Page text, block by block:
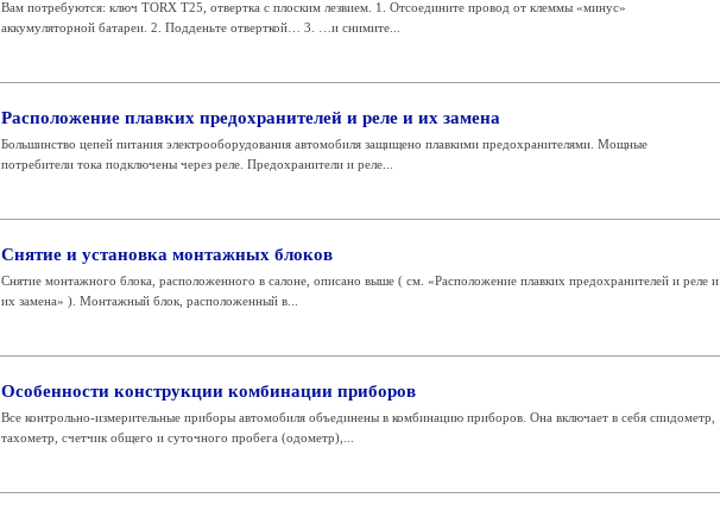
Вам потребуются: ключ TORX Т25, отвертка с плоским лезвием. 1. Отсоедините провод от клеммы «минус»
аккумуляторной батареи. 2. Подденьте отверткой… 3. …и снимите...
Расположение плавких предохранителей и реле и их замена
Большинство цепей питания электрооборудования автомобиля защищено плавкими предохранителями. Мощные
потребители тока подключены через реле. Предохранители и реле...
Снятие и установка монтажных блоков
Снятие монтажного блока, расположенного в салоне, описано выше ( см. «Расположение плавких предохранителей и реле и
их замена» ). Монтажный блок, расположенный в...
Особенности конструкции комбинации приборов
Все контрольно-измерительные приборы автомобиля объединены в комбинацию приборов. Она включает в себя спидометр,
тахометр, счетчик общего и суточного пробега (одометр),...